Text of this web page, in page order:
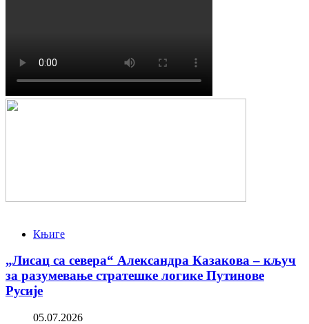
Књиге
„Лисац са севера“ Александра Казакова – кључ
за разумевање стратешке логике Путинове
Русије
05.07.2026